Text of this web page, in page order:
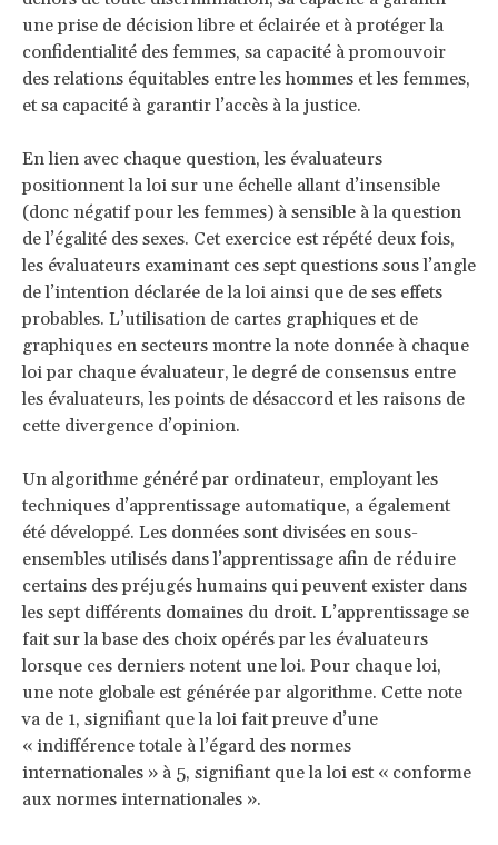
une prise de décision libre et éclairée et à protéger la
confidentialité des femmes, sa capacité à promouvoir
des relations équitables entre les hommes et les femmes,
et sa capacité à garantir l’accès à la justice.
En lien avec chaque question, les évaluateurs
positionnent la loi sur une échelle allant d’insensible
(donc négatif pour les femmes) à sensible à la question
de l’égalité des sexes. Cet exercice est répété deux fois,
les évaluateurs examinant ces sept questions sous l’angle
de l’intention déclarée de la loi ainsi que de ses effets
probables. L’utilisation de cartes graphiques et de
graphiques en secteurs montre la note donnée à chaque
loi par chaque évaluateur, le degré de consensus entre
les évaluateurs, les points de désaccord et les raisons de
cette divergence d’opinion.
Un algorithme généré par ordinateur, employant les
techniques d’apprentissage automatique, a également
été développé. Les données sont divisées en sous-
ensembles utilisés dans l’apprentissage afin de réduire
certains des préjugés humains qui peuvent exister dans
les sept différents domaines du droit. L’apprentissage se
fait sur la base des choix opérés par les évaluateurs
lorsque ces derniers notent une loi. Pour chaque loi,
une note globale est générée par algorithme. Cette note
va de 1, signifiant que la loi fait preuve d’une
« indifférence totale à l’égard des normes
internationales » à 5, signifiant que la loi est « conforme
aux normes internationales ».